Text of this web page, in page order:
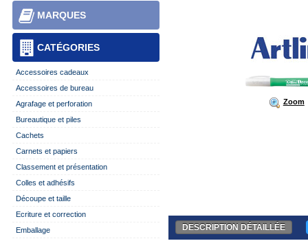
CATÉGORIES
MARQUES
Accessoires cadeaux
Accessoires de bureau
Agrafage et perforation
Bureautique et piles
Cachets
Carnets et papiers
Classement et présentation
Colles et adhésifs
Découpe et taille
Ecriture et correction
Emballage
Zoom
DESCRIPTION DÉTAILLÉE